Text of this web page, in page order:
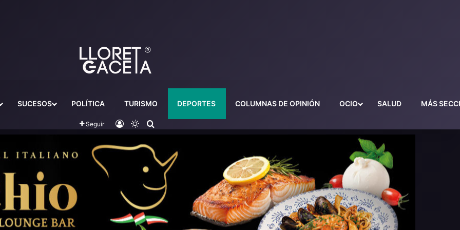
SUCESOS POLÍTICA TURISMO DEPORTES COLUMNAS DE OPINIÓN OCIO SALUD MÁS
Seguir Iniciar sesión
Switch skin